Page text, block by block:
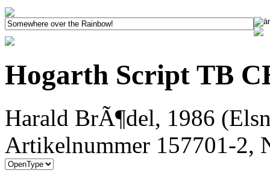
Hogarth Script TB
Harald BrÃ¶del, 1986
Artikelnummer 157701-2,